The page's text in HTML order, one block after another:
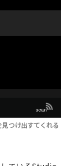
つけ出すてくれる